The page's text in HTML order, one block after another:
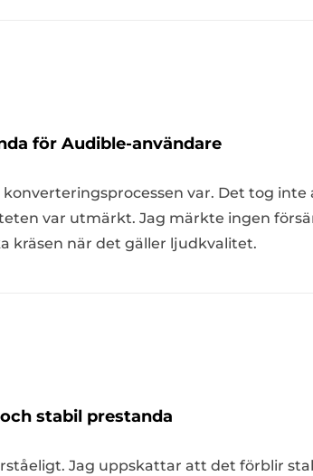
för Audible-användare
var. Det tog
var utmärkt. Jag märkte ingen
kräsen när det gäller ljudkvalitet.
stabil prestanda
Jag uppskattar att det förblir